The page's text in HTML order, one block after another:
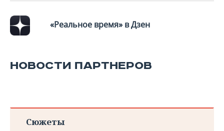
«Реальное время» в Дзен
НОВОСТИ ПАРТНЕРОВ
Сюжеты